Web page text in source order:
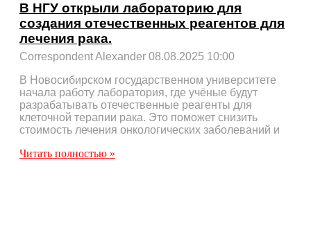
В НГУ открыли лабораторию для
создания отечественных реагентов для
лечения рака.
Correspondent Alexander 08.08.2025 10:00
В Новосибирском государственном университете
начала работу лаборатория, где учёные будут
разрабатывать отечественные реагенты для
клеточной терапии рака. Это поможет снизить
стоимость лечения онкологических заболеваний и
Читать полностью »